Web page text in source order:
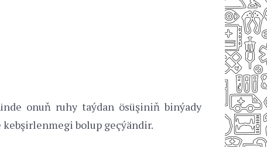
onuň ruhy taýdan ösüşiniň binýady
bolup geçýändir.